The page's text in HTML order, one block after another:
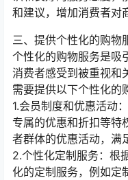
和建议，增加消费者对
三、提供个性化的购物
个性化的购物服务是吸
消费者感受到被重视和
需要提供以下个性化的
1.会员制度和优惠活动
专属的优惠和折扣等特
者群体的优惠活动，满
2.个性化定制服务：根
化的定制服务，例如定